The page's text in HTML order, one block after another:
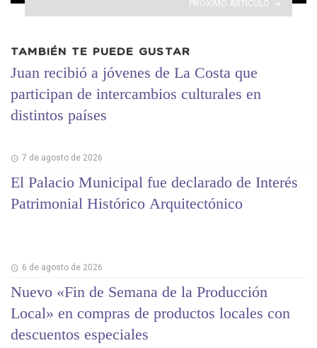
PRÓXIMO ARTÍCULO
TAMBIÉN TE PUEDE GUSTAR
Juan recibió a jóvenes de La Costa que
participan de intercambios culturales en
distintos países
7 de agosto de 2026
El Palacio Municipal fue declarado de Interés
Patrimonial Histórico Arquitectónico
6 de agosto de 2026
Nuevo «Fin de Semana de la Producción
Local» en compras de productos locales con
descuentos especiales